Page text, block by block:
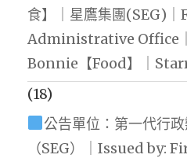
食】｜星鷹集團(SEG)
Administrative Office
Bonnie【Food】｜
(18)
公告單位：第一代行
（SEG）｜Issued by: